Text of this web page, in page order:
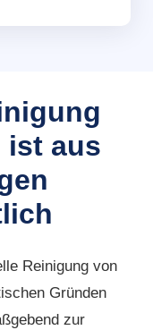
ist aus
Reinigung von
Gründen
zur